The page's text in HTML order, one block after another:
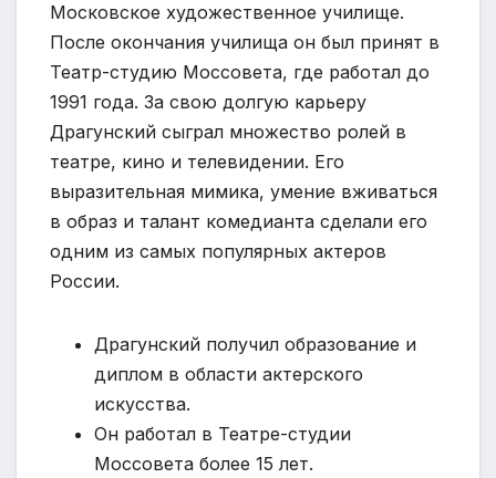
Московское художественное училище.
После окончания училища он был принят в
Театр-студию Моссовета, где работал до
1991 года. За свою долгую карьеру
Драгунский сыграл множество ролей в
театре, кино и телевидении. Его
выразительная мимика, умение вживаться
в образ и талант комедианта сделали его
одним из самых популярных актеров
России.
Драгунский получил образование и
диплом в области актерского
искусства.
Он работал в Театре-студии
Моссовета более 15 лет.